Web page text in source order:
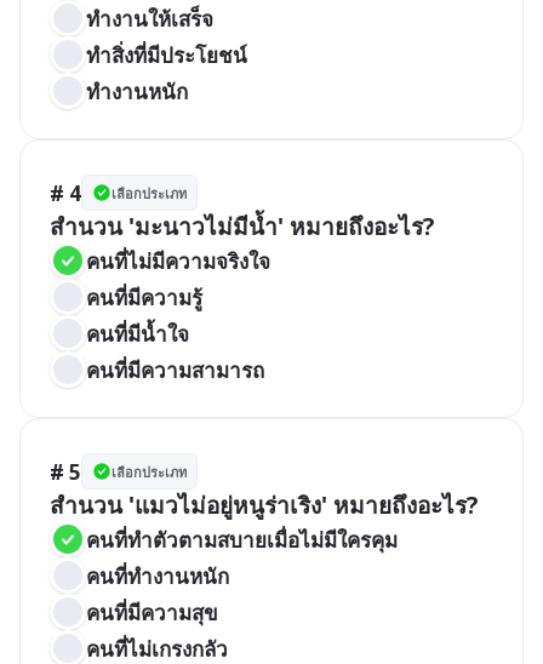
ทำงานให้เสร็จ
ทำสิ่งที่มีประโยชน์
ทำงานหนัก
# 4 เลือกประเภท
สำนวน 'มะนาวไม่มีน้ำ' หมายถึงอะไร?
คนที่ไม่มีความจริงใจ
คนที่มีความรู้
คนที่มีน้ำใจ
คนที่มีความสามารถ
# 5 เลือกประเภท
สำนวน 'แมวไม่อยู่หนูร่าเริง' หมายถึงอะไร?
คนที่ทำตัวตามสบายเมื่อไม่มีใครคุม
คนที่ทำงานหนัก
คนที่มีความสุข
คนที่ไม่เกรงกลัว